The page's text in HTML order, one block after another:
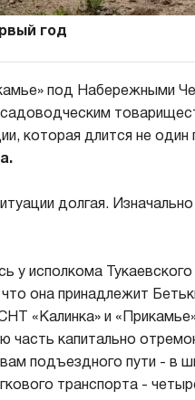
год
под Набережными
которая длится не один
долгая.
у исполкома
она принадлежит
«Калинка» и
капитально
подъездного пути - в
транспорта -